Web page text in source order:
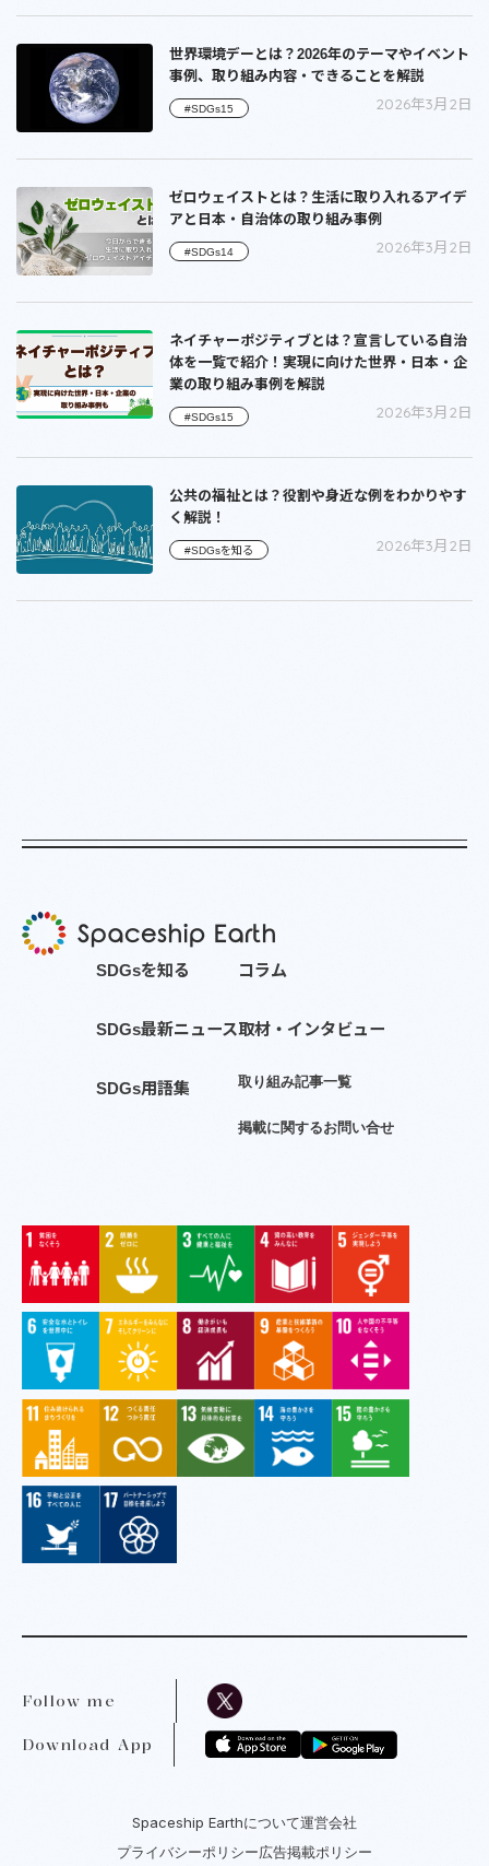
世界環境デーとは？2026年のテーマやイベント
事例、取り組み内容・できることを解説
#SDGs15 2026年3月2日
ゼロウェイストとは？生活に取り入れるアイデ
アと日本・自治体の取り組み事例
#SDGs14 2026年3月2日
ネイチャーポジティブとは？宣言している自治
体を一覧で紹介！実現に向けた世界・日本・企
業の取り組み事例を解説
#SDGs15 2026年3月2日
公共の福祉とは？役割や身近な例をわかりやす
く解説！
#SDGsを知る 2026年3月2日
SDGsを知る
SDGs最新ニュース
SDGs用語集
コラム
取材・ イ ンタ ビュー
取り組み記事一覧
掲載に関するお問い合せ
Follow me
Download App
Spaceship Earthについて運営会社
プライバシーポリシー広告掲載ポリシー